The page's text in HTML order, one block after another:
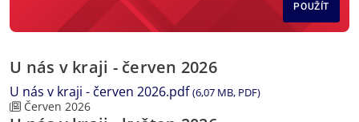
POUŽÍT
U nás v kraji - červen 2026
U nás v kraji - červen 2026.pdf(6,07 MB, PDF)
Červen 2026